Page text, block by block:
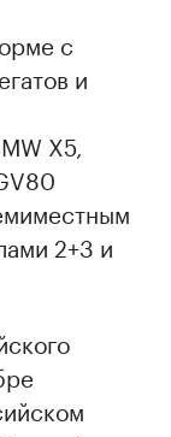
с
и
X5,
2+3 и